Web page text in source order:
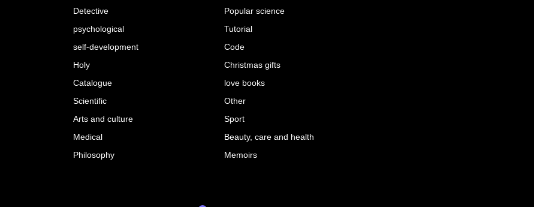
Detective
psychological
self-development
Holy
Catalogue
Scientific
Arts and culture
Medical
Philosophy
Popular science
Tutorial
Code
Christmas gifts
love books
Other
Sport
Beauty, care and health
Memoirs